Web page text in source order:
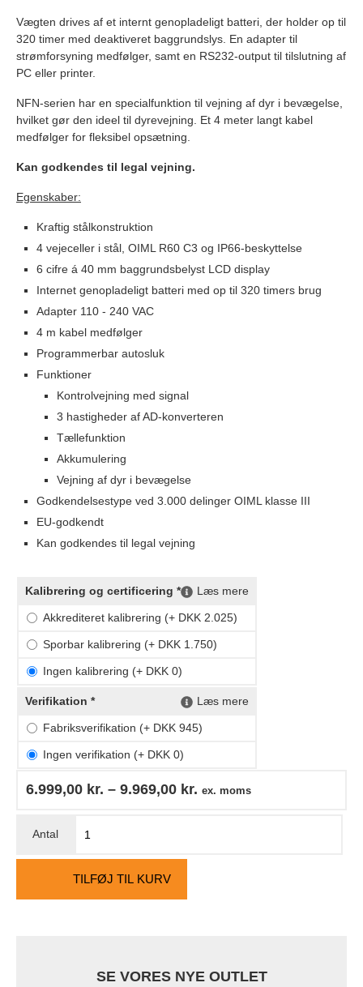
Vægten drives af et internt genopladeligt batteri, der holder op til
320 timer med deaktiveret baggrundslys. En adapter til
strømforsyning medfølger, samt en RS232-output til tilslutning af
PC eller printer.
NFN-serien har en specialfunktion til vejning af dyr i bevægelse,
hvilket gør den ideel til dyrevejning. Et 4 meter langt kabel
medfølger for fleksibel opsætning.
Kan godkendes til legal vejning.
Egenskaber:
Kraftig stålkonstruktion
4 vejeceller i stål, OIML R60 C3 og IP66-beskyttelse
6 cifre á 40 mm baggrundsbelyst LCD display
Internet genopladeligt batteri med op til 320 timers brug
Adapter 110 - 240 VAC
4 m kabel medfølger
Programmerbar autosluk
Funktioner
Kontrolvejning med signal
3 hastigheder af AD-konverteren
Tællefunktion
Akkumulering
Vejning af dyr i bevægelse
Godkendelsestype ved 3.000 delinger OIML klasse III
EU-godkendt
Kan godkendes til legal vejning
Kalibrering og certificering * Læs mere
Akkrediteret kalibrering (+ DKK 2.025)
Sporbar kalibrering (+ DKK 1.750)
Ingen kalibrering (+ DKK 0)
Verifikation * Læs mere
Fabriksverifikation (+ DKK 945)
Ingen verifikation (+ DKK 0)
6.999,00 kr. – 9.969,00 kr. ex. moms
TILFØJ TIL KURV
SE VORES NYE OUTLET